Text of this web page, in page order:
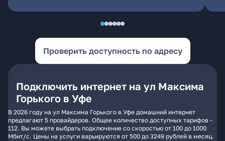
Проверить доступность по адресу
Подключить интернет на ул Максима
Горького в Уфе
В 2026 году на ул Максима Горького в Уфе домашний интернет
предлагают 5 провайдеров. Общее количество доступных тарифов -
112. Вы можете выбрать подключение со скоростью от 100 до 1000
Мбит/с. Цены на услуги варьируются от 500 до 3249 рублей в месяц.